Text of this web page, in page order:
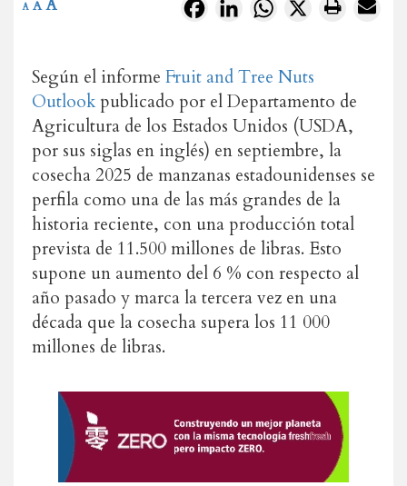
FacebookLinkedInWhatsApp
X
A A A
Según el informe Fruit and Tree Nuts
Outlook publicado por el Departamento de
Agricultura de los Estados Unidos (USDA,
por sus siglas en inglés) en septiembre, la
cosecha 2025 de manzanas estadounidenses se
perfila como una de las más grandes de la
historia reciente, con una producción total
prevista de 11.500 millones de libras. Esto
supone un aumento del 6 % con respecto al
año pasado y marca la tercera vez en una
década que la cosecha supera los 11 000
millones de libras.